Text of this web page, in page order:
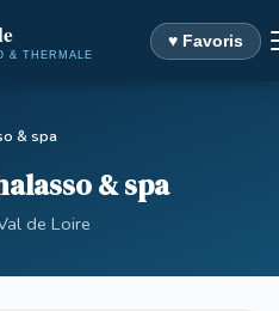
♥ Favoris
& spa
& spa
de Loire